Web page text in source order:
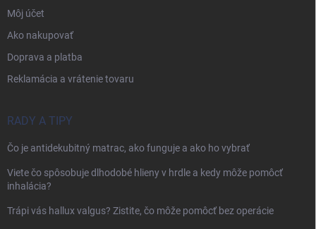
Môj účet
Ako nakupovať
Doprava a platba
Reklamácia a vrátenie tovaru
RADY A TIPY
Čo je antidekubitný matrac, ako funguje a ako ho vybrať
Viete čo spôsobuje dlhodobé hlieny v hrdle a kedy môže pomôcť
inhalácia?
Trápi vás hallux valgus? Zistite, čo môže pomôcť bez operácie